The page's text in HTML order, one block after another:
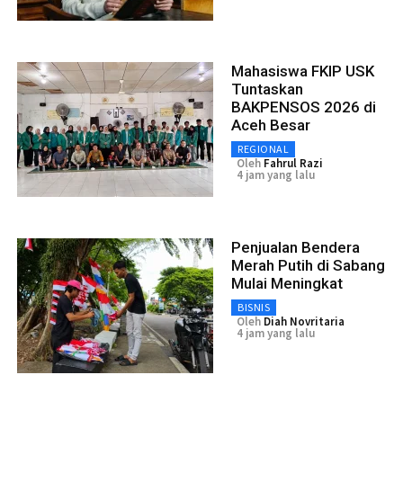
Mahasiswa FKIP USK
Tuntaskan
BAKPENSOS 2026 di
Aceh Besar
REGIONAL
Oleh Fahrul Razi
4 jam yang lalu
Penjualan Bendera
Merah Putih di Sabang
Mulai Meningkat
BISNIS
Oleh Diah Novritaria
4 jam yang lalu